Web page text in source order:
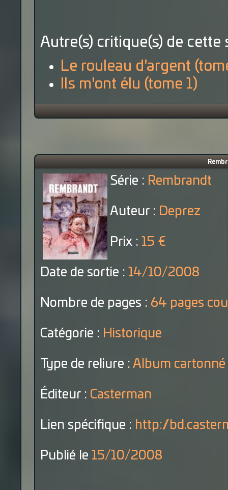
Autre(s) critique(s) de cette
Le rouleau d'argent
Ils m'ont élu (tome 1)
Série : Rembrandt
Auteur : Deprez
Prix : 15 €
Date de sortie : 14/10/2008
Nombre de pages : 64 pages
Catégorie : Historique
Type de reliure : Album cartonné
Éditeur : Casterman
Lien spécifique : http://
Publié le 15/10/2008